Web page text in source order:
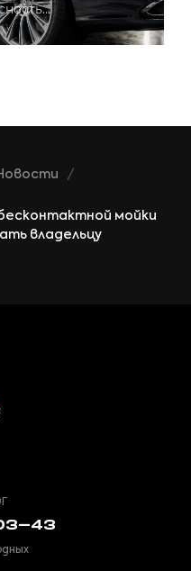
мойки
владельцу
43